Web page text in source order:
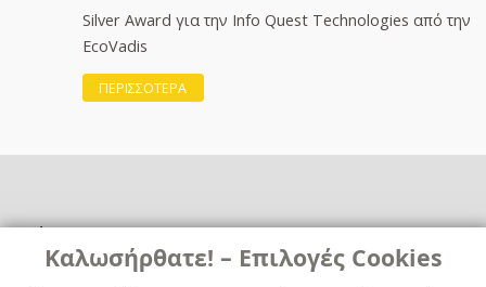
Καλωσήρθατε! – Επιλογές Cookies
Silver Award για την Info Quest Technologies από την
EcoVadis
ΠΕΡΙΣΣΟΤΕΡΑ
Χρήσιμα
Χρήσιμα
Επικοινωνία